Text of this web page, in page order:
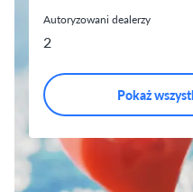
Autoryzowani dealerzy
2
Pokaż